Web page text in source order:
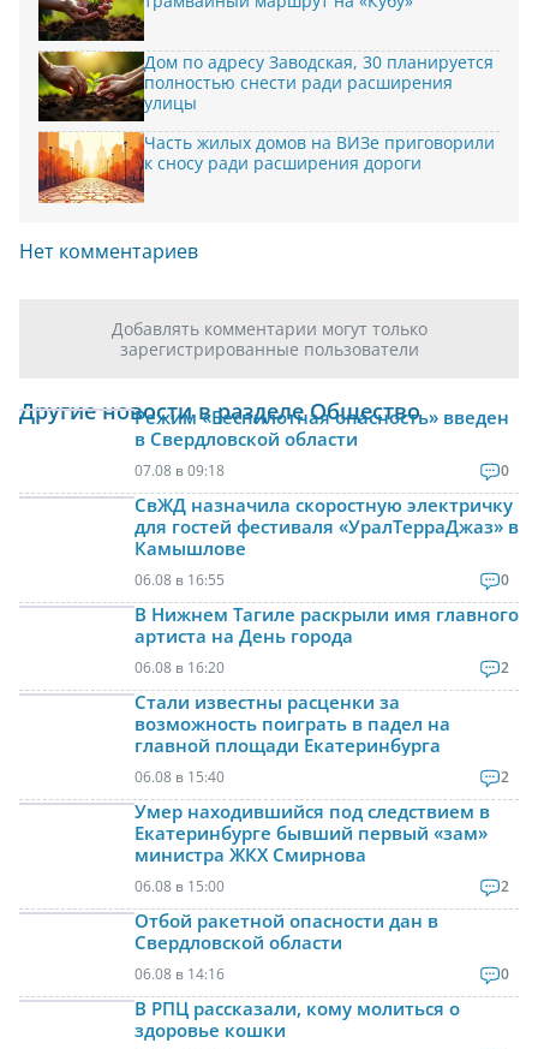
Дом по адресу Заводская, 30 планируется
полностью снести ради расширения
улицы
Часть жилых домов на ВИЗе приговорили
к сносу ради расширения дороги
Нет комментариев
Добавлять комментарии могут только
зарегистрированные пользователи
Другие новости в разделе Общество
Режим «Беспилотная опасность» введен
в Свердловской области
07.08 в 09:18 0
СвЖД назначила скоростную электричку
для гостей фестиваля «УралТерраДжаз» в
Камышлове
06.08 в 16:55 0
В Нижнем Тагиле раскрыли имя главного
артиста на День города
06.08 в 16:20 2
Стали известны расценки за
возможность поиграть в падел на
главной площади Екатеринбурга
06.08 в 15:40 2
Умер находившийся под следствием в
Екатеринбурге бывший первый «зам»
министра ЖКХ Смирнова
06.08 в 15:00 2
Отбой ракетной опасности дан в
Свердловской области
06.08 в 14:16 0
В РПЦ рассказали, кому молиться о
здоровье кошки